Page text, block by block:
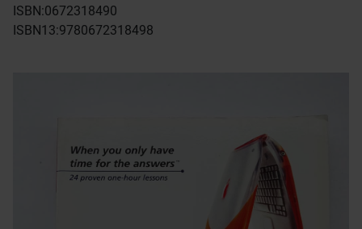
ISBN:0672318490
ISBN13:9780672318498